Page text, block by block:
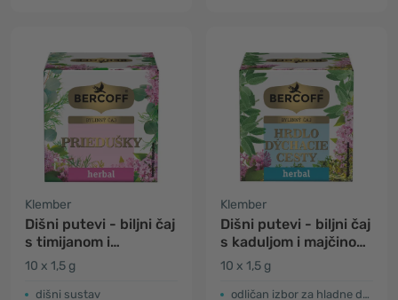
Klember
Dišni putevi - biljni čaj
s timijanom i
eukaliptusom
10 x 1,5 g
dišni sustav
Klember
Dišni putevi - biljni čaj
s kaduljom i majčinom
dušicom
10 x 1,5 g
odličan izbor za hladne dane